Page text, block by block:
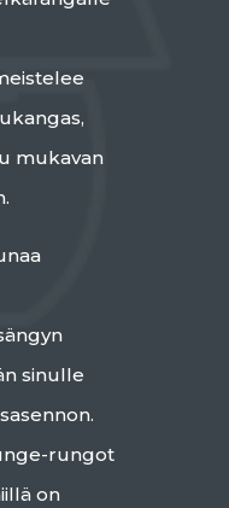
mukavan
sinulle
rungot
on